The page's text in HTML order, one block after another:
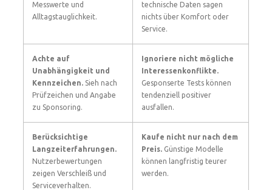
Messwerte und
Alltagstauglichkeit.
technische Daten sagen
nichts über Komfort oder
Service.
Achte auf
Unabhängigkeit und
Kennzeichen. Sieh nach
Prüfzeichen und Angabe
zu Sponsoring.
Ignoriere nicht mögliche
Interessenkonflikte.
Gesponserte Tests können
tendenziell positiver
ausfallen.
Berücksichtige
Langzeiterfahrungen.
Nutzerbewertungen
zeigen Verschleiß und
Serviceverhalten.
Kaufe nicht nur nach dem
Preis. Günstige Modelle
können langfristig teurer
werden.